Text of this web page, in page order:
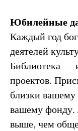
Юбилейные
Каждый год
деятелей
Библиотека —
проектов.
близки вашему
вашему фонду.
выше, чем